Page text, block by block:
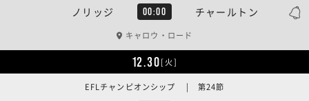
ノリッジ 00:00 チャールトン
キャロウ・ロード
12.30[火]
EFLチャンピオンシップ | 第24節